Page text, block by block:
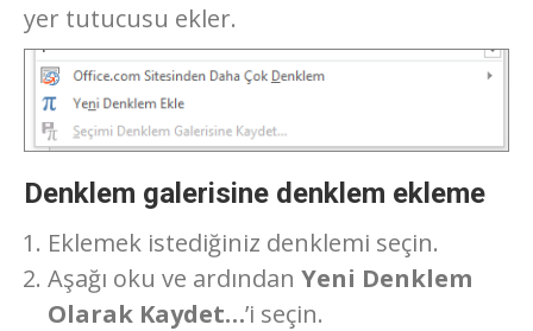
yer tutucusu ekler.
Denklem galerisine denklem ekleme
Eklemek istediğiniz denklemi seçin.
Aşağı oku ve ardından Yeni Denklem
Olarak Kaydet…’i seçin.